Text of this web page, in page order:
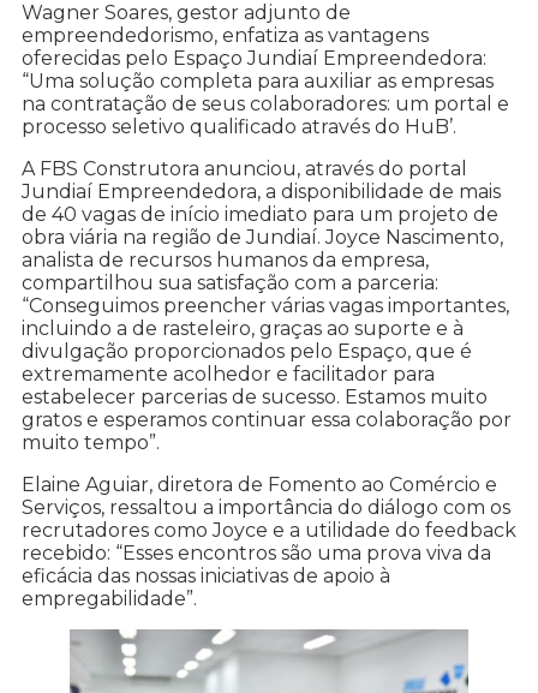
Wagner Soares, gestor adjunto de
empreendedorismo, enfatiza as vantagens
oferecidas pelo Espaço Jundiaí Empreendedora:
“Uma solução completa para auxiliar as empresas
na contratação de seus colaboradores: um portal e
processo seletivo qualificado através do HuB’.
A FBS Construtora anunciou, através do portal
Jundiaí Empreendedora, a disponibilidade de mais
de 40 vagas de início imediato para um projeto de
obra viária na região de Jundiaí. Joyce Nascimento,
analista de recursos humanos da empresa,
compartilhou sua satisfação com a parceria:
“Conseguimos preencher várias vagas importantes,
incluindo a de rasteleiro, graças ao suporte e à
divulgação proporcionados pelo Espaço, que é
extremamente acolhedor e facilitador para
estabelecer parcerias de sucesso. Estamos muito
gratos e esperamos continuar essa colaboração por
muito tempo”.
Elaine Aguiar, diretora de Fomento ao Comércio e
Serviços, ressaltou a importância do diálogo com os
recrutadores como Joyce e a utilidade do feedback
recebido: “Esses encontros são uma prova viva da
eficácia das nossas iniciativas de apoio à
empregabilidade”.